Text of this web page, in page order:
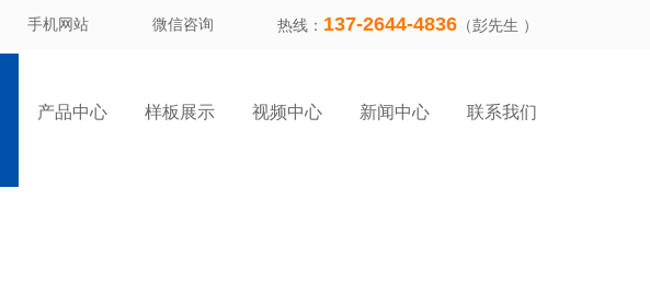
手机网站 微信咨询 热线： 137-2644-4836 （彭先生 ）
产品中心 样板展示 视频中心 新闻中心 联系我们